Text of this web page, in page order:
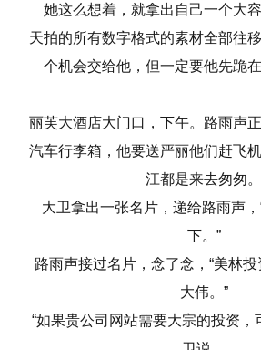
她这么想着，就拿出自己一个大
天拍的所有数字格式的素材全部往
个机会交给他，但一定要他先跪
丽芙大酒店大门口，下午。路雨声
汽车行李箱，他要送严丽他们赶飞
江都是来去匆匆。
大卫拿出一张名片，递给路雨声
下。”
路雨声接过名片，念了念，“美林
大伟。”
“如果贵公司网站需要大宗的投资